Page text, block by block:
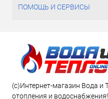
ПОМОЩЬ И СЕРВИСЫ
(c)Интернет-магазин Вода и
отопления и водоснабжения!